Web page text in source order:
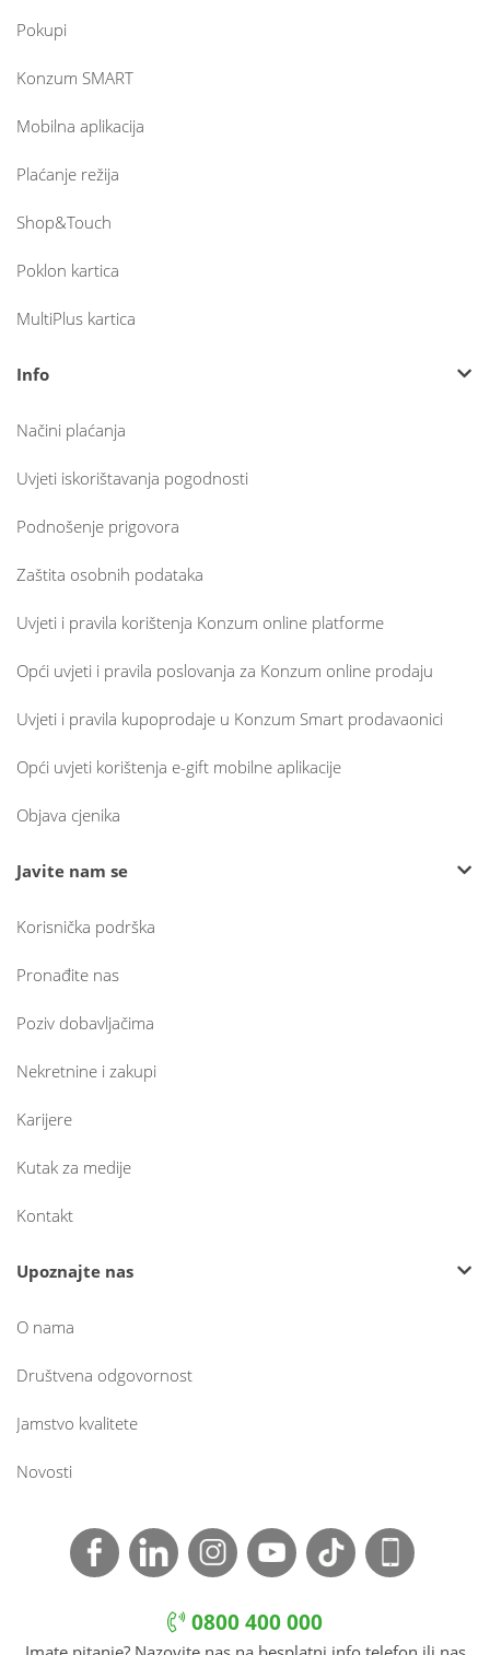
Pokupi
Konzum SMART
Mobilna aplikacija
Plaćanje režija
Shop&Touch
Poklon kartica
MultiPlus kartica
Info
Načini plaćanja
Uvjeti iskorištavanja pogodnosti
Podnošenje prigovora
Zaštita osobnih podataka
Uvjeti i pravila korištenja Konzum online platforme
Opći uvjeti i pravila poslovanja za Konzum online prodaju
Uvjeti i pravila kupoprodaje u Konzum Smart prodavaonici
Opći uvjeti korištenja e-gift mobilne aplikacije
Objava cjenika
Javite nam se
Korisnička podrška
Pronađite nas
Poziv dobavljačima
Nekretnine i zakupi
Karijere
Kutak za medije
Kontakt
Upoznajte nas
O nama
Društvena odgovornost
Jamstvo kvalitete
Novosti
0800 400 000